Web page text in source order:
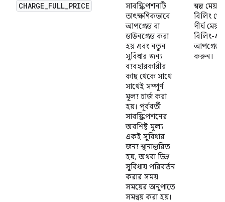
CHARGE_FULL_PRICE
সাবস্ক্রিপশনটি
তাৎক্ষণিকভাবে
আপগ্রেড বা
ডাউনগ্রেড করা
হয় এবং নতুন
সুবিধার জন্য
ব্যবহারকারীর
কাছ থেকে সাথে
সাথেই সম্পূর্ণ
মূল্য চার্জ করা
হয়। পূর্ববর্তী
সাবস্ক্রিপশনের
অবশিষ্ট মূল্য
একই সুবিধার
জন্য স্থানান্তরিত
হয়, অথবা ভিন্ন
সুবিধায় পরিবর্তন
করার সময়
সময়ের অনুপাতে
সমন্বয় করা হয়।
স্বল্প মেয়াদী
বিলিং
দীর্ঘ
বিলিং-এ
আপগ্রেড
করুন।